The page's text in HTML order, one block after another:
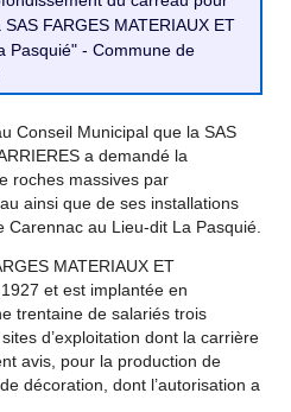
FARGES MATERIAUX ET
Pasquié" - Commune de
Conseil Municipal que la SAS
a demandé la
roches massives par
ainsi que de ses installations
au Lieu-dit La Pasquié.
MATERIAUX ET
et est implantée en
trentaine de salariés trois
d’exploitation dont la carrière
avis, pour la production de
décoration, dont l’autorisation a